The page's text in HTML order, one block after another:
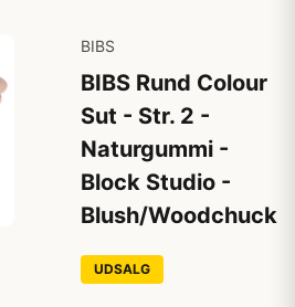
BIBS
BIBS Rund Colour
Sut - Str. 2 -
Naturgummi -
Block Studio -
Blush/Woodchuck
UDSALG